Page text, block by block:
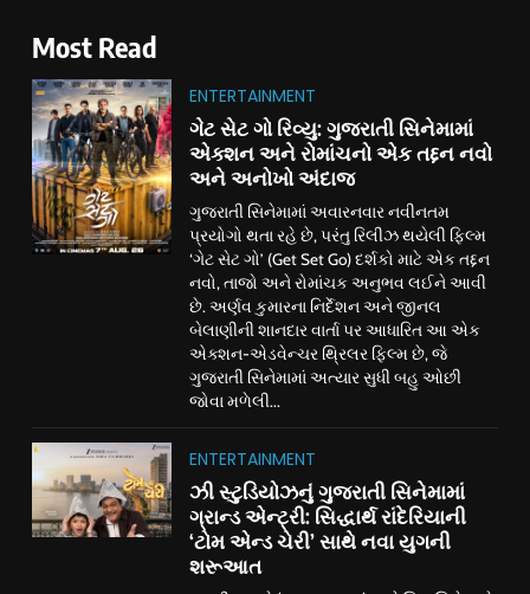
Most Read
ENTERTAINMENT
ગેટ સેટ ગો રિવ્યુ: ગુજરાતી સિનેમામાં
એક્શન અને રોમાંચનો એક તદ્દન નવો
અને અનોખો અંદાજ
ગુજરાતી સિનેમામાં અવારનવાર નવીનતમ
પ્રયોગો થતા રહે છે, પરંતુ રિલીઝ થયેલી ફિલ્મ
‘ગેટ સેટ ગો’ (Get Set Go) દર્શકો માટે એક તદ્દન
નવો, તાજો અને રોમાંચક અનુભવ લઈને આવી
છે. અર્ણવ કુમારના નિર્દેશન અને જીનલ
બેલાણીની શાનદાર વાર્તા પર આધારિત આ એક
એક્શન-એડવેન્ચર થ્રિલર ફિલ્મ છે, જે
ગુજરાતી સિનેમામાં અત્યાર સુધી બહુ ઓછી
જોવા મળેલી...
ENTERTAINMENT
ઝી સ્ટુડિયોઝનું ગુજરાતી સિનેમામાં
ગ્રાન્ડ એન્ટ્રી: સિદ્ધાર્થ રાંદેરિયાની
‘ટોમ એન્ડ ચેરી’ સાથે નવા યુગની
શરૂઆત